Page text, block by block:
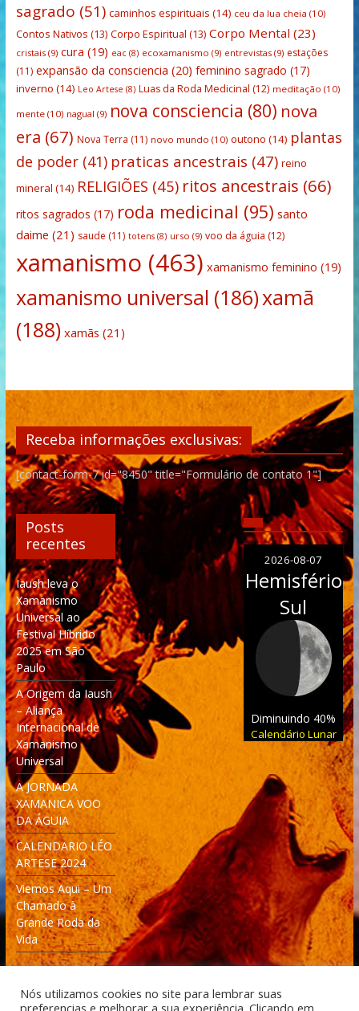
sagrado (51) caminhos espirituais (14) ceu da lua cheia (10)
Contos Nativos (13) Corpo Espiritual (13) Corpo Mental (23)
cristais(9) cura (19) eac(8) ecoxamanismo (9) entrevistas(9) estações
(11) expansão da consciencia (20) feminino sagrado (17)
inverno (14) Leo Artese (8) Luas da Roda Medicinal (12) meditação (10)
mente(10) nagual (9) nova consciencia (80) nova
era (67) Nova Terra (11) novo mundo (10) outono (14) plantas
de poder(41) praticas ancestrais (47) reino
mineral (14) RELIGIÕES (45) ritos ancestrais (66)
ritos sagrados (17) roda medicinal (95) santo
daime (21) saude (11) totens(8) urso (9) voo da águia (12)
xamanismo (463) xamanismo feminino (19)
xamanismo universal (186)xamã
(188) xamãs (21)
Receba informações exclusivas:
[contact-form-7 id="8450" title="Formulário de contato 1"]
Posts
recentes
Iaush leva o
Xamanismo
Universal ao
Festival Híbrido
2025 em São
Paulo
A Origem da Iaush
– Aliança
Internacional de
Xamanismo
Universal
A JORNADA
XAMANICA VOO
DA ÁGUIA
CALENDARIO LÉO
ARTESE 2024
Viemos Aqui – Um
Chamado à
Grande Roda da
Vida
2026-08-07
Hemisfério
Sul
Diminuindo 40%
Calendário Lunar
Nós utilizamos cookies no site para lembrar suas
preferencias e melhorar a sua experiência. Clicando em